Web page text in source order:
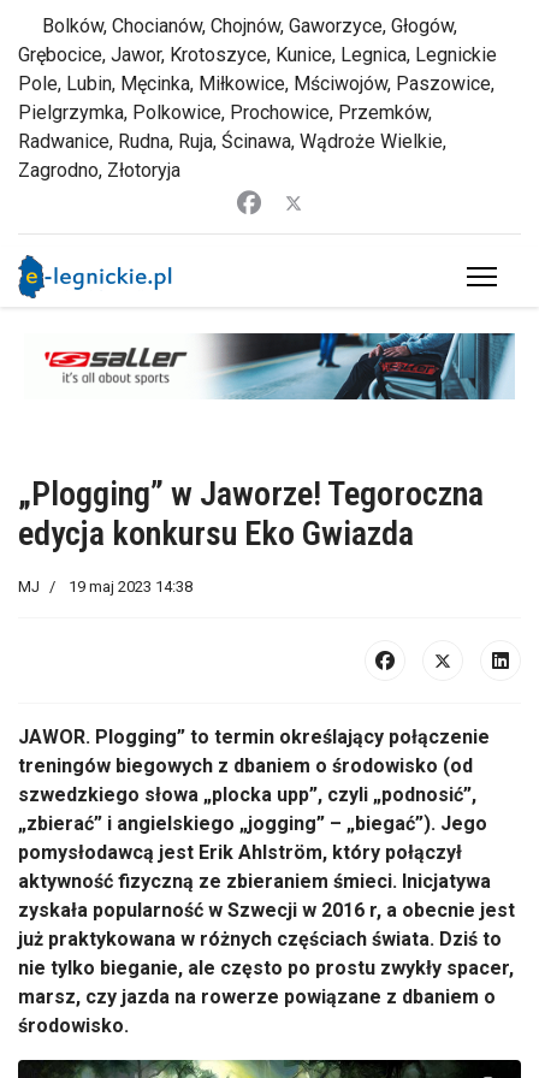
Bolków, Chocianów, Chojnów, Gaworzyce, Głogów,
Grębocice, Jawor, Krotoszyce, Kunice, Legnica, Legnickie
Pole, Lubin, Męcinka, Miłkowice, Mściwojów, Paszowice,
Pielgrzymka, Polkowice, Prochowice, Przemków,
Radwanice, Rudna, Ruja, Ścinawa, Wądroże Wielkie,
Zagrodno, Złotoryja
„Plogging” w Jaworze! Tegoroczna
edycja konkursu Eko Gwiazda
MJ 19 maj 2023 14:38
JAWOR. Plogging” to termin określający połączenie
treningów biegowych z dbaniem o środowisko (od
szwedzkiego słowa „plocka upp”, czyli „podnosić”,
„zbierać” i angielskiego „jogging” – „biegać”). Jego
pomysłodawcą jest Erik Ahlström, który połączył
aktywność fizyczną ze zbieraniem śmieci. Inicjatywa
zyskała popularność w Szwecji w 2016 r, a obecnie jest
już praktykowana w różnych częściach świata. Dziś to
nie tylko bieganie, ale często po prostu zwykły spacer,
marsz, czy jazda na rowerze powiązane z dbaniem o
środowisko.